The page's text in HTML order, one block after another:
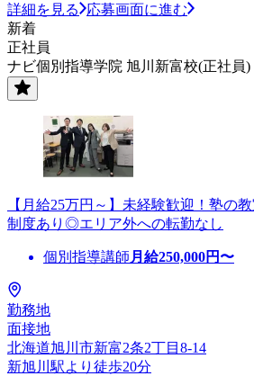
詳細を見る
応募画面に進む
新着
正社員
ナビ個別指導学院 旭川新富校(正社員)
【月給25万円～】未経験歓迎！塾の
制度あり◎エリア外への転勤なし
個別指導講師 月給250,000円〜
勤務地
面接地
北海道旭川市新富2条2丁目8-14
新旭川駅より徒歩20分